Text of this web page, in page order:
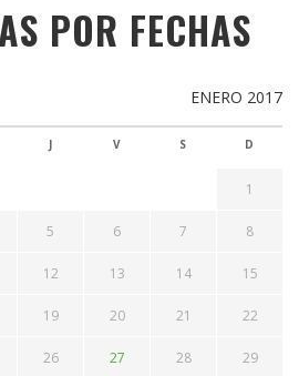
POR FECHAS
ENERO 2017
J V S D
1
5 6 7 8
12 13 14 15
19 20 21 22
26 27 28 29